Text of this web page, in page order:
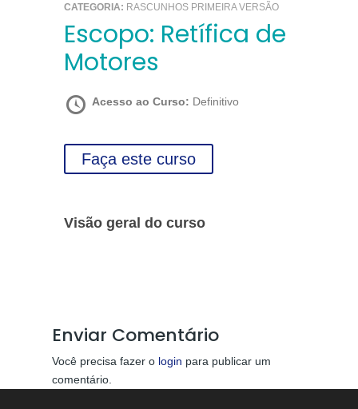
CATEGORIA: RASCUNHOS PRIMEIRA VERSÃO
Escopo: Retífica de
Motores
Acesso ao Curso: Definitivo
Faça este curso
Visão geral do curso
Enviar Comentário
Você precisa fazer o login para publicar um
comentário.